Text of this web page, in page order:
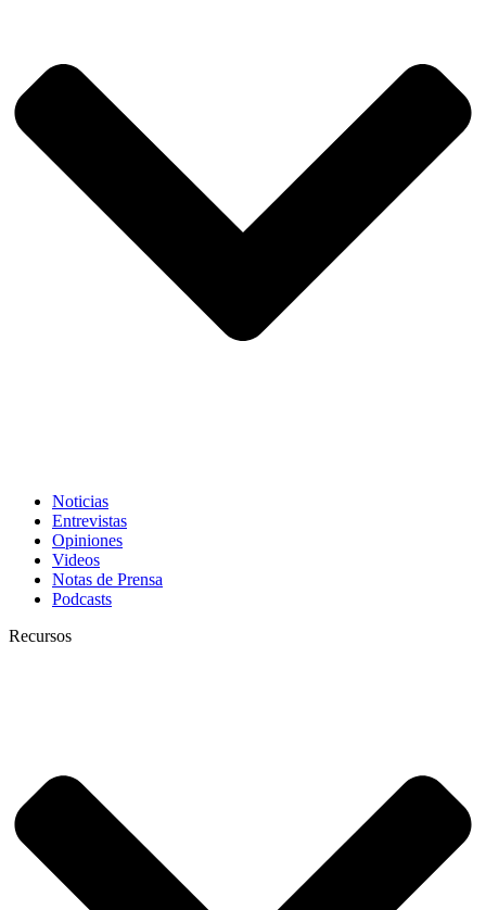
Noticias
Entrevistas
Opiniones
Videos
Notas de Prensa
Podcasts
Recursos